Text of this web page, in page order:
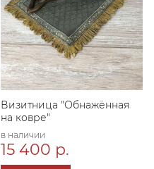
Визитница "Обнажённая
на ковре"
в наличии
15 400 р.